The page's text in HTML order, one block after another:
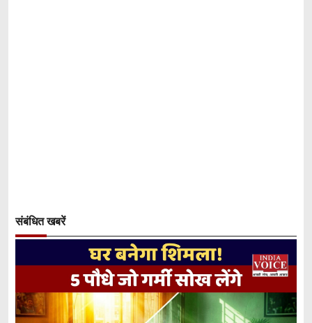
संबंधित खबरें